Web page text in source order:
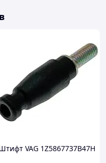
VAG 1Z5867737B47H